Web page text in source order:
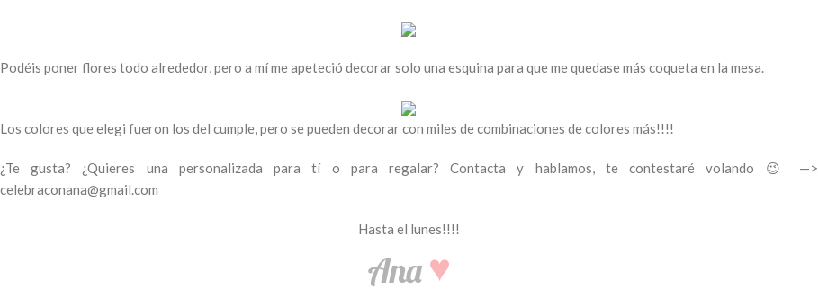
Podéis poner flores todo alrededor, pero a mí me apeteció decorar solo una esquina para que me quedase más coqueta en la mesa.
Los colores que elegi fueron los del cumple, pero se pueden decorar con miles de combinaciones de colores más!!!!
¿Te gusta? ¿Quieres una personalizada para tí o para regalar? Contacta y hablamos, te contestaré volando 😉 —>
celebraconana@gmail.com
Hasta el lunes!!!!